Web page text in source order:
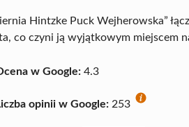
Hintzke Puck Wejherowska”
co czyni ją wyjątkowym miejscem
w Google: 4.3
opinii w Google: 253